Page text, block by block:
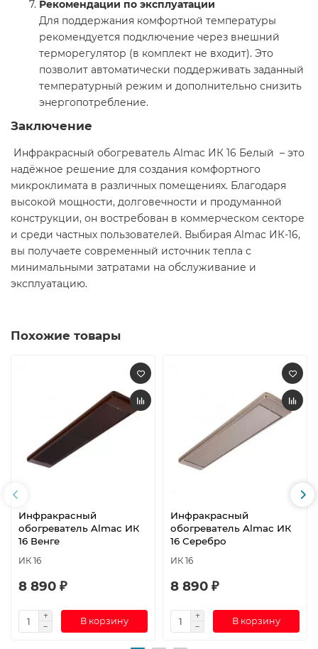
Рекомендации по эксплуатации
Для поддержания комфортной температуры
рекомендуется подключение через внешний
терморегулятор (в комплект не входит). Это
позволит автоматически поддерживать заданный
температурный режим и дополнительно снизить
энергопотребление.
Заключение
Инфракрасный обогреватель Almac ИК 16 Белый – это
надёжное решение для создания комфортного
микроклимата в различных помещениях. Благодаря
высокой мощности, долговечности и продуманной
конструкции, он востребован в коммерческом секторе
и среди частных пользователей. Выбирая Almac ИК-16,
вы получаете современный источник тепла с
минимальными затратами на обслуживание и
эксплуатацию.
Похожие товары
Инфракрасный
обогреватель Almac ИК
16 Венге
ИК 16
8 890 ₽
В корзину
Инфракрасный
обогреватель Almac ИК
16 Серебро
ИК 16
8 890 ₽
В корзину